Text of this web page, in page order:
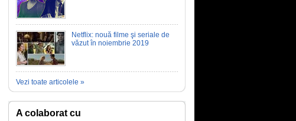
Netflix: nouă filme şi seriale de
văzut în noiembrie 2019
Vezi toate articolele »
A colaborat cu